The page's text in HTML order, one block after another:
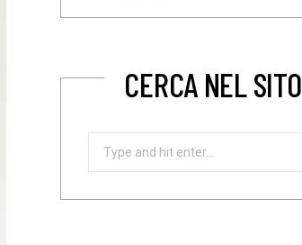
CERCA NEL SITO
Search